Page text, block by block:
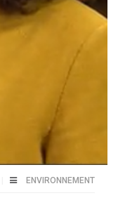
ENVIRONNEMENT